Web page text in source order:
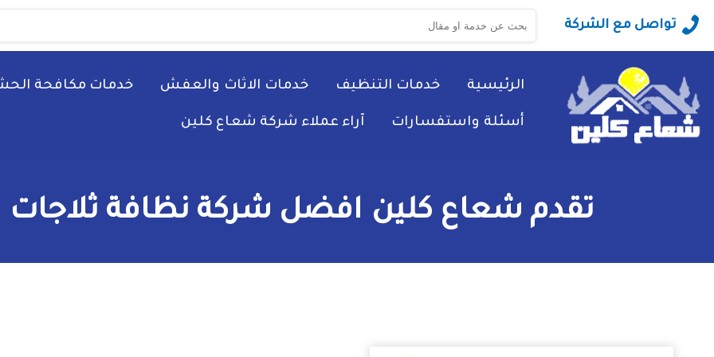
تواصل مع الشركة
البحث
عن:
الرئيسية خدمات التنظيف خدمات الاثاث والعفش خدمات مكافحة
أسئلة واستفسارات آراء عملاء شركة شعاع كلين
تقدم شعاع كلين افضل شركة نظافة ثلاجات